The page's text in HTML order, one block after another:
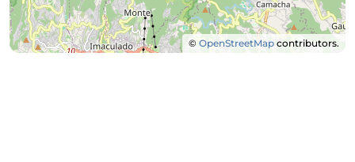
© OpenStreetMap contributors.